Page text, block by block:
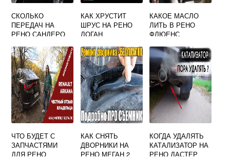
СКОЛЬКО
ПЕРЕДАЧ НА
РЕНО САНДЕРО
КАК ХРУСТИТ
ШРУС НА РЕНО
ЛОГАН
КАКОЕ МАСЛО
ЛИТЬ В РЕНО
ФЛЮЕНС
ЧТО БУДЕТ С
ЗАПЧАСТЯМИ
ДЛЯ РЕНО
КАК СНЯТЬ
ДВОРНИКИ НА
РЕНО МЕГАН 2
КОГДА УДАЛЯТЬ
КАТАЛИЗАТОР НА
РЕНО ДАСТЕР